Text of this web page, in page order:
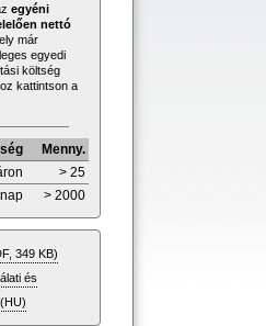
egyéni
nettó
már
egyedi
költség
kattintson a
Menny.
> 25
> 2000
349 KB)
és